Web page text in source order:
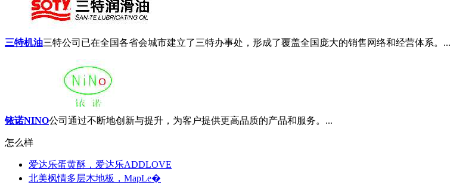
三特机油三特公司已在全国各省会城市建立了三特办事处，形成了覆盖全国庞大的销售网络和经营体系。...
铱诺NINO公司通过不断地创新与提升，为客户提供更高品质的产品和服务。...
怎么样
爱达乐蛋黄酥，爱达乐ADDLOVE
北美枫情多层木地板，MapLe�